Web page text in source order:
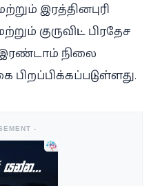
இரத்தினபுரி
குருவிட்ட பிரதேச
இரண்டாம் நிலை
-